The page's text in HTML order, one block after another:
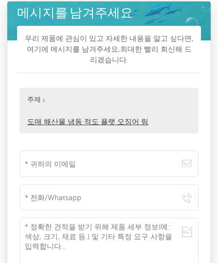
메시지를 남겨주세요
우리 제품에 관심이 있고 자세한 내용을 알고 싶다면,
여기에 메시지를 남겨주세요,최대한 빨리 회신해 드
리겠습니다.
주제 :
도매 해산물 냉동 적도 플랫 오징어 링